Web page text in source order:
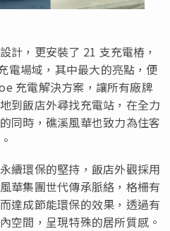
計，更安裝了 21 支充電樁，
電場域，其中最大的亮點，便
充電解決方案，讓所有廠牌
到飯店外尋找充電站，在全力
同時，礁溪風華也致力為住客
續環保的堅持，飯店外觀採用
華集團世代傳承脈絡，格柵有
達成節能環保的效果，透過有
空間，呈現特殊的居所質感。